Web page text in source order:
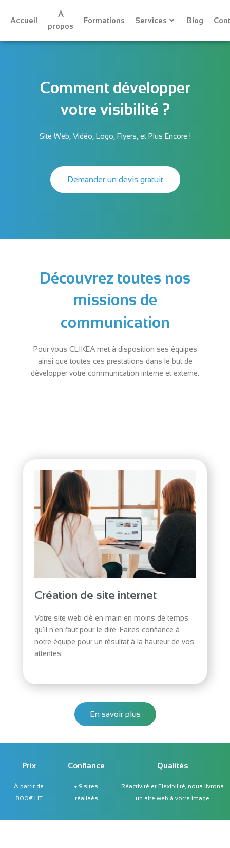
Accueil
À
propos
Formations Services Blog
Comment développer
votre visibilité ?
Site Web, Vidéo, Logo, Flyers, et Plus Encore !
Demander un devis gratuit
Découvrez toutes nos
missions de
communication
Pour vous CLIKEA met à disposition ses équipes
ainsi que toutes ces prestations dans le but de
développer votre communication interne et externe.
Création de site internet
Votre site web clé en main en moins de temps
qu’il n’en faut pour le dire. Faites confiance à
notre équipe pour un résultat à la hauteur de vos
attentes.
En savoir plus
Prix
À partir de
800€ HT
Confiance
+ 9 sites
réalisés
Qualités
Réactivité et Flexibilité, nous livrons
un site web à votre image